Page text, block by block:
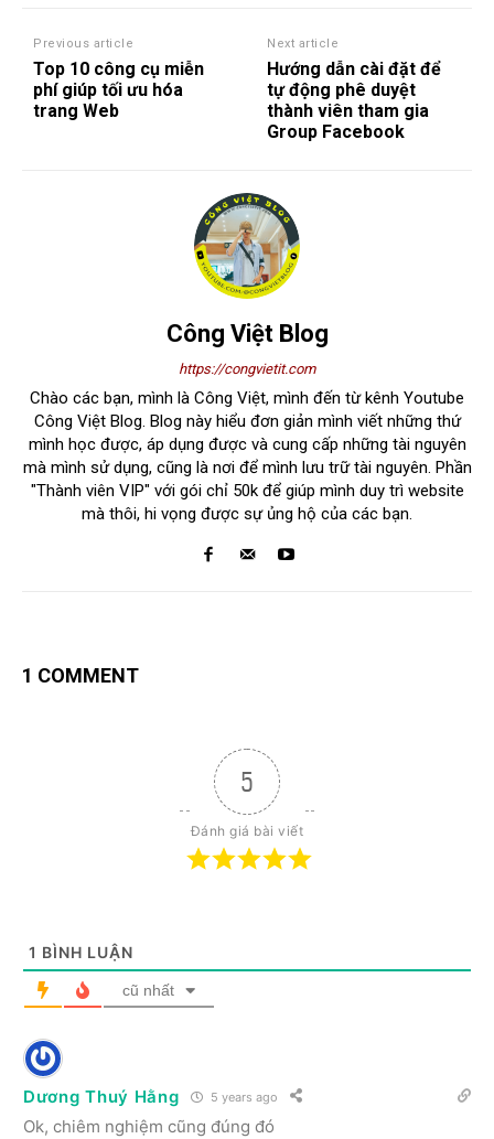
Previous article
Top 10 công cụ miễn
phí giúp tối ưu hóa
trang Web
Next article
Hướng dẫn cài đặt để
tự động phê duyệt
thành viên tham gia
Group Facebook
Công Việt Blog
https://congvietit.com
Chào các bạn, mình là Công Việt, mình đến từ kênh Youtube
Công Việt Blog. Blog này hiểu đơn giản mình viết những thứ
mình học được, áp dụng được và cung cấp những tài nguyên
mà mình sử dụng, cũng là nơi để mình lưu trữ tài nguyên. Phần
"Thành viên VIP" với gói chỉ 50k để giúp mình duy trì website
mà thôi, hi vọng được sự ủng hộ của các bạn.
1 COMMENT
5
Đánh giá bài viết
1 BÌNH LUẬN
cũ nhất
Dương Thuý Hằng 5 years ago
Ok, chiêm nghiệm cũng đúng đó